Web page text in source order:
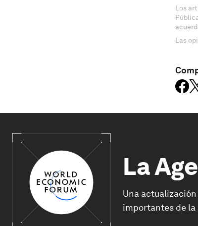
Los
Las
La
Una
importantes de la